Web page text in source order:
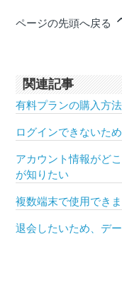
ページの先頭へ戻る
関連記事
有料プランの購入方
ログインできないた
アカウント情報がど
が知りたい
複数端末で使用でき
退会したいため、デ